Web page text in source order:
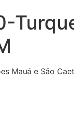
Mauá e São